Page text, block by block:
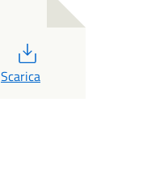
Scarica